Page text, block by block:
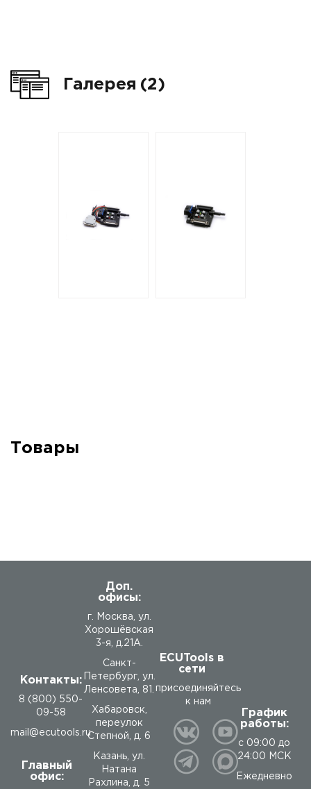
Галерея (2)
Товары
Контакты:
8 (800) 550-
09-58
mail@ecutools.ru
Главный
офис:
Доп.
офисы:
г. Москва, ул.
Хорошёвская
3-я, д.21А.
Санкт-
Петербург, ул.
Ленсовета, 81.
Хабаровск,
переулок
Степной, д. 6
Казань, ул.
Натана
Рахлина, д. 5
ECUTools в
сети
присоединяйтесь
к нам
График
работы:
с 09:00 до
24:00 МСК
Ежедневно